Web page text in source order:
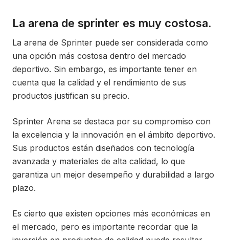
La arena de sprinter es muy costosa.
La arena de Sprinter puede ser considerada como
una opción más costosa dentro del mercado
deportivo. Sin embargo, es importante tener en
cuenta que la calidad y el rendimiento de sus
productos justifican su precio.
Sprinter Arena se destaca por su compromiso con
la excelencia y la innovación en el ámbito deportivo.
Sus productos están diseñados con tecnología
avanzada y materiales de alta calidad, lo que
garantiza un mejor desempeño y durabilidad a largo
plazo.
Es cierto que existen opciones más económicas en
el mercado, pero es importante recordar que la